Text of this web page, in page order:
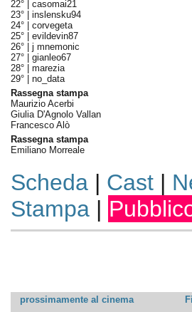
22° | casomai21
23° | inslensku94
24° | corvegeta
25° | evildevin87
26° | j mnemonic
27° | gianleo67
28° | marezia
29° | no_data
Rassegna stampa
Maurizio Acerbi
Giulia D'Agnolo Vallan
Francesco Alò
Rassegna stampa
Emiliano Morreale
Scheda| Cast|
Stampa|
prossimamente al cinema